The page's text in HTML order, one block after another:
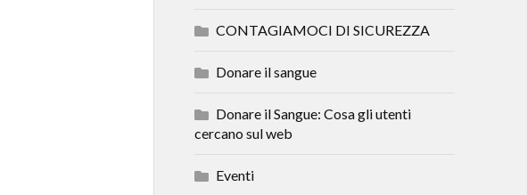
CONTAGIAMOCI DI SICUREZZA
Donare il sangue
Donare il Sangue: Cosa gli utenti
cercano sul web
Eventi